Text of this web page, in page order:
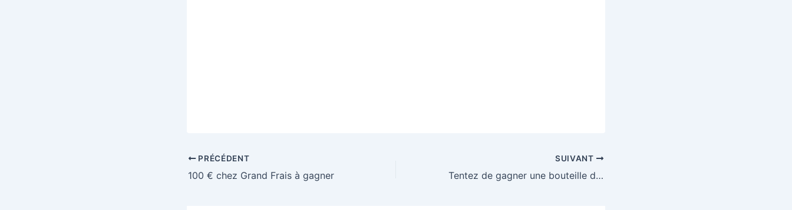
PRÉCÉDENT
100 € chez Grand Frais à gagner
SUIVANT
Tentez de gagner une bouteille du Plaisir Onctueux ainsi que des bons de réduction valable sur les produits Paysan Breton